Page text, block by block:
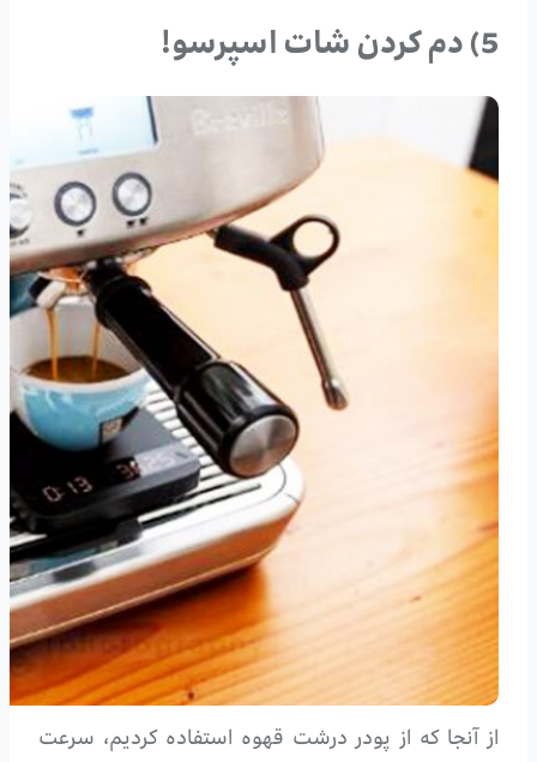
5) دم کردن شات اسپرسو!
از آنجا که از پودر درشت قهوه استفاده کردیم، سرعت